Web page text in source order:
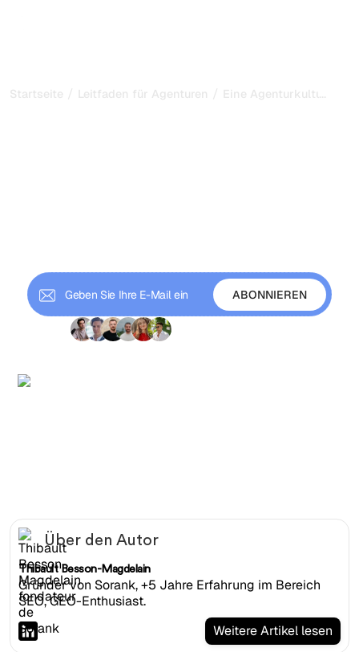
Startseite / Leitfaden für Agenturen / Eine Agenturkultur
...
Über den Autor
Thibault Besson-Magdelain
Gründer von Sorank, +5 Jahre Erfahrung im Bereich
SEO, GEO-Enthusiast.
Weitere Artikel lesen